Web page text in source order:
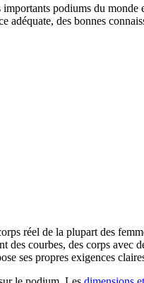
podiums du monde
des bonnes
réel de la plupart des
courbes, des corps avec
ses propres exigences